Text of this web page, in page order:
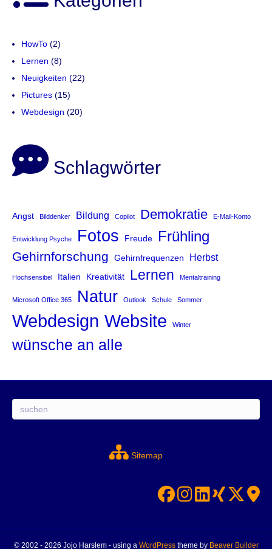
HowTo (2)
Lernen (8)
Neuigkeiten (22)
Pictures (15)
Webdesign (20)
Schlagwörter
Angst Bilddenker Bildung Copilot Demokratie E-Mail-Konto
Entwicklung Psyche Fotos Freude Frühling
Gehirnforschung Gehirnfrequenzen Herbst
Hochsensibel Italien Kreativität Lernen Mentaltraining
Microsoft Office 365 Natur Outlook Schule Sommer
Webdesign Website Winter
wünsche an alle
Suchen
Sitemap
© 2002 - 2026 Jojo Harslem - using a WordPresstheme by Beaver Builder